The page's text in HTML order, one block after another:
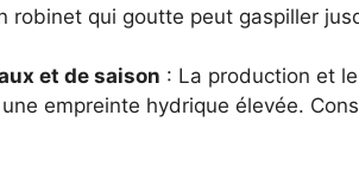
robinet qui goutte peut gaspiller
et de saison : La production et
empreinte hydrique élevée.